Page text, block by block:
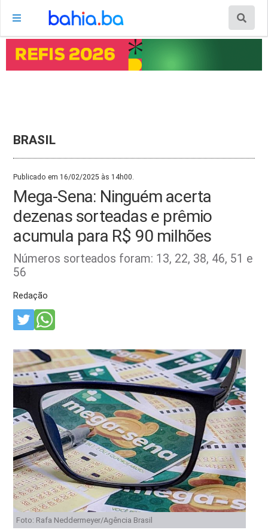
BRASIL
Publicado em 16/02/2025 às 14h00.
Mega-Sena: Ninguém acerta
dezenas sorteadas e prêmio
acumula para R$ 90 milhões
Números sorteados foram: 13, 22, 38, 46, 51 e
56
Redação
Foto: Rafa Neddermeyer/Agência Brasil